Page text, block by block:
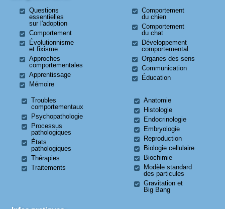
Questions
essentielles
sur l'adoption
Comportement
Évolutionnisme
et fixisme
Approches
comportementales
Apprentissage
Mémoire
Comportement
du chien
Comportement
du chat
Développement
comportemental
Organes des sens
Communication
Éducation
Troubles
comportementaux
Psychopathologie
Processus
pathologiques
États
pathologiques
Thérapies
Traitements
Anatomie
Histologie
Endocrinologie
Embryologie
Reproduction
Biologie cellulaire
Biochimie
Modèle standard
des particules
Gravitation et
Big Bang